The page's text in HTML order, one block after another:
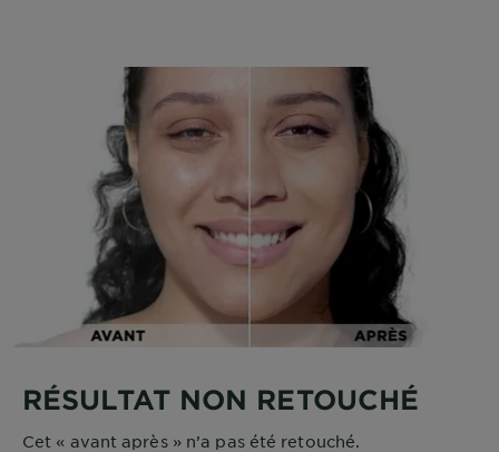
RÉSULTAT NON RETOUCHÉ
Cet « avant après » n’a pas été retouché.